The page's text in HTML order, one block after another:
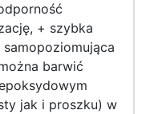
+ szybka
barwić
jak i proszku) w